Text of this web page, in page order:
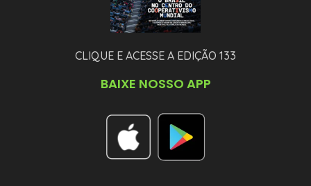
CLIQUE E ACESSE A EDIÇÃO 133
BAIXE NOSSO APP